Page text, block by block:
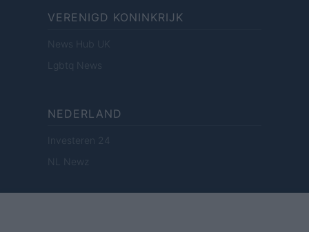
VERENIGD KONINKRIJK
News Hub UK
Lgbtq News
NEDERLAND
Investeren 24
NL Newz